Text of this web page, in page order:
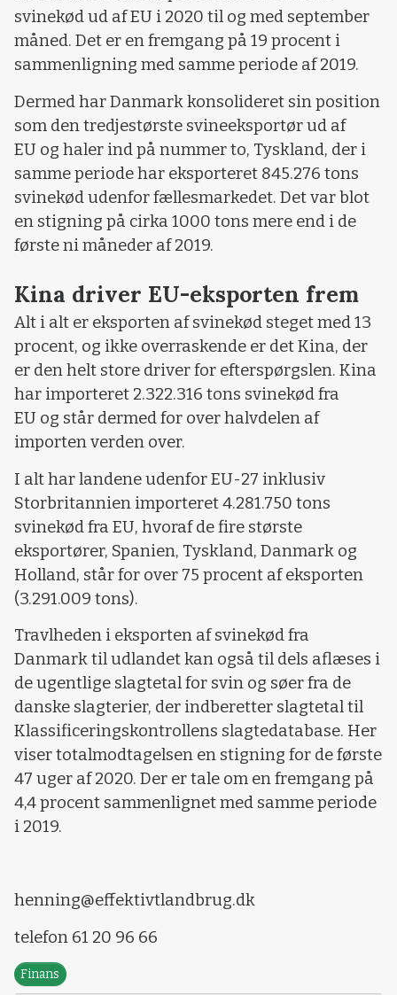
svinekød ud af EU i 2020 til og med september
måned. Det er en fremgang på 19 procent i
sammenligning med samme periode af 2019.
Dermed har Danmark konsolideret sin position
som den tredjestørste svineeksportør ud af
EU og haler ind på nummer to, Tyskland, der i
samme periode har eksporteret 845.276 tons
svinekød udenfor fællesmarkedet. Det var blot
en stigning på cirka 1000 tons mere end i de
første ni måneder af 2019.
Kina driver EU-eksporten frem
Alt i alt er eksporten af svinekød steget med 13
procent, og ikke overraskende er det Kina, der
er den helt store driver for efterspørgslen. Kina
har importeret 2.322.316 tons svinekød fra
EU og står dermed for over halvdelen af
importen verden over.
I alt har landene udenfor EU-27 inklusiv
Storbritannien importeret 4.281.750 tons
svinekød fra EU, hvoraf de fire største
eksportører, Spanien, Tyskland, Danmark og
Holland, står for over 75 procent af eksporten
(3.291.009 tons).
Travlheden i eksporten af svinekød fra
Danmark til udlandet kan også til dels aflæses i
de ugentlige slagtetal for svin og søer fra de
danske slagterier, der indberetter slagtetal til
Klassificeringskontrollens slagtedatabase. Her
viser totalmodtagelsen en stigning for de første
47 uger af 2020. Der er tale om en fremgang på
4,4 procent sammenlignet med samme periode
i 2019.
henning@effektivtlandbrug.dk
telefon 61 20 96 66
Finans